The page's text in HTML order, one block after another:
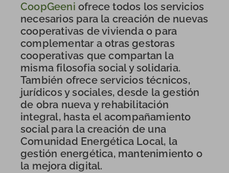
CoopGeeni ofrece todos los servicios
necesarios para la creación de nuevas
cooperativas de vivienda o para
complementar a otras gestoras
cooperativas que compartan la
misma filosofia social y solidaria.
También ofrece servicios técnicos,
jurídicos y sociales, desde la gestión
de obra nueva y rehabilitación
integral, hasta el acompañamiento
social para la creación de una
Comunidad Energética Local, la
gestión energética, mantenimiento o
la mejora digital.